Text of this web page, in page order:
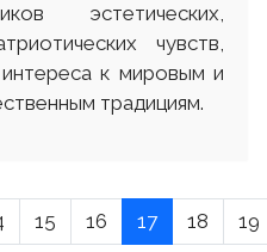
эстетических,
чувств,
к мировым и
традициям.
15 16 17 18 19